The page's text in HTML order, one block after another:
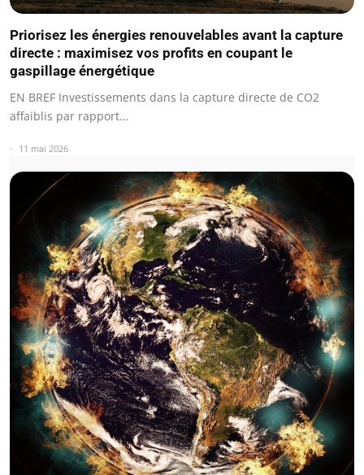
Priorisez les énergies renouvelables avant la capture
directe : maximisez vos profits en coupant le
gaspillage énergétique
EN BREF Investissements dans la capture directe de CO2
affaiblis par rapport…
11 mai 2026